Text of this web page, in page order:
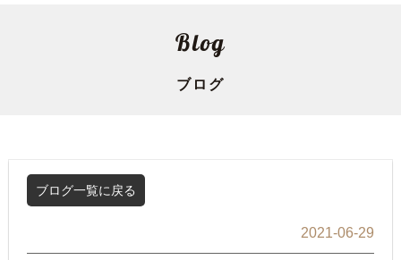
Blog
ブログ
ブログ一覧に戻る
2021-06-29